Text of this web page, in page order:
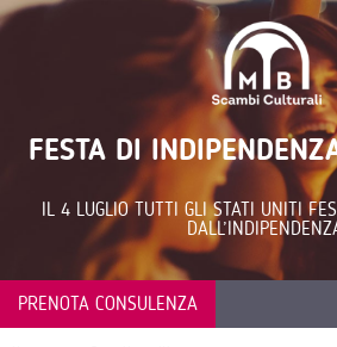
FESTA DI
IL 4 LUGLIO TUTTI GLI STATI UNITI
PRENOTA CONSULENZA